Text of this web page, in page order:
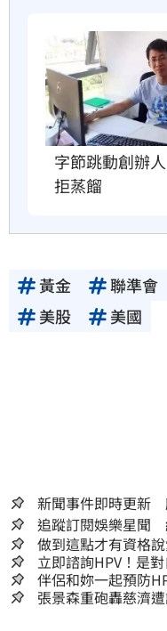
字節跳動創辦
拒蒸餾
黃金 聯準會
美股
美國
新聞事件即時更新
追蹤訂閱娛樂星聞
做到這點才有資格
立即諮詢HPV！是
嫌晚！
伴侶和妳一起預防
張景森重砲轟慈濟